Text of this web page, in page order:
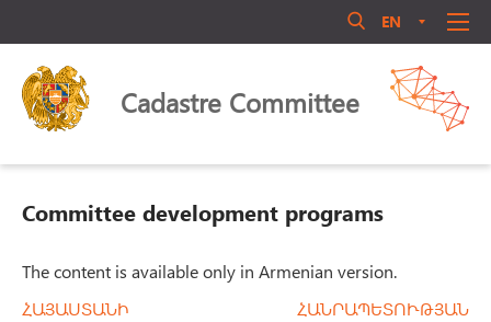
EN
Cadastre Committee
ANNOUNCEMENT
LIBRARY
ACTIVITY
PERSONNEL MANAGEMENT
Committee development programs
The content is available only in Armenian version.
ՀԱՅԱՍՏԱՆԻ ՀԱՆՐԱՊԵՏՈՒԹՅԱՆ
Մուտք համակարգ
Մոռացե՞լ եք ծածկագիրը